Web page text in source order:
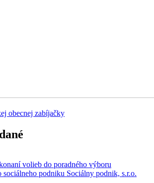
obecnej zabíjačky
volieb do poradného výboru
sociálneho podniku Sociálny podnik, s.r.o.